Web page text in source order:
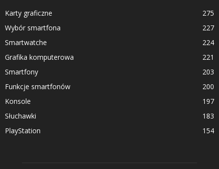
Karty graficzne
275
Wybór smartfona
227
Smartwatche
224
Grafika komputerowa
221
Smartfony
203
Funkcje smartfonów
200
Konsole
197
Słuchawki
183
PlayStation
154